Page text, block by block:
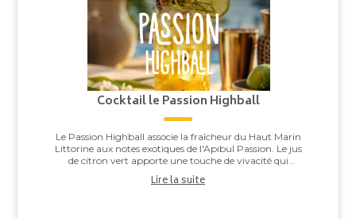
Cocktail le Passion Highball
Le Passion Highball associe la fraîcheur du Haut Marin
Littorine aux notes exotiques de l'Apibul Passion. Le jus
de citron vert apporte une touche de vivacité qui
Lire la suite